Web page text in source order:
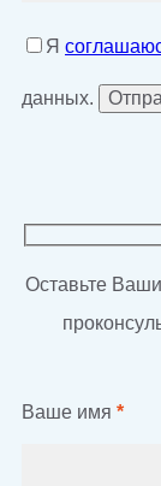
Я
данных.
Оставьте
Ваше имя *